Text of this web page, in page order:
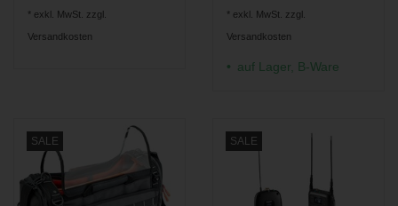
* exkl. MwSt. zzgl.
Versandkosten
* exkl. MwSt. zzgl.
Versandkosten
auf Lager, B-Ware
SALE SALE